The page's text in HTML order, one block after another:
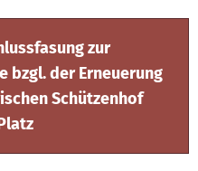
zur
bzgl. der Erneuerung
Schützenhof